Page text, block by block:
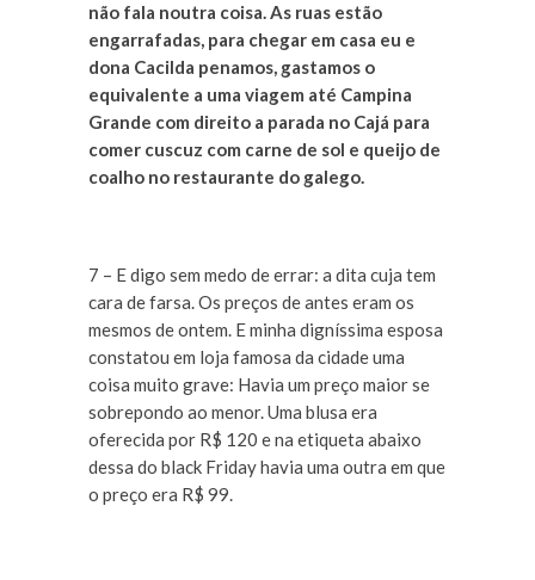
não fala noutra coisa. As ruas estão
engarrafadas, para chegar em casa eu e
dona Cacilda penamos, gastamos o
equivalente a uma viagem até Campina
Grande com direito a parada no Cajá para
comer cuscuz com carne de sol e queijo de
coalho no restaurante do galego.
7 – E digo sem medo de errar: a dita cuja tem
cara de farsa. Os preços de antes eram os
mesmos de ontem. E minha digníssima esposa
constatou em loja famosa da cidade uma
coisa muito grave: Havia um preço maior se
sobrepondo ao menor. Uma blusa era
oferecida por R$ 120 e na etiqueta abaixo
dessa do black Friday havia uma outra em que
o preço era R$ 99.